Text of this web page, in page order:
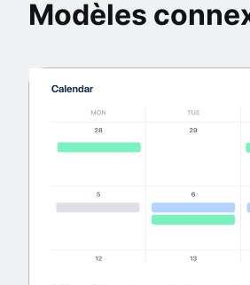
Modèles